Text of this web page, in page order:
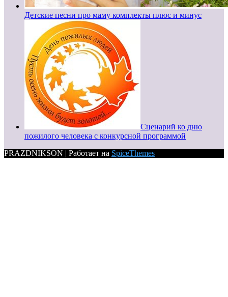
Детские песни про маму комплекты плюс и минус
Сценарий ко дню
пожилого человека с конкурсной программой
PRAZDNIKSON | Работает на SpiceThemes